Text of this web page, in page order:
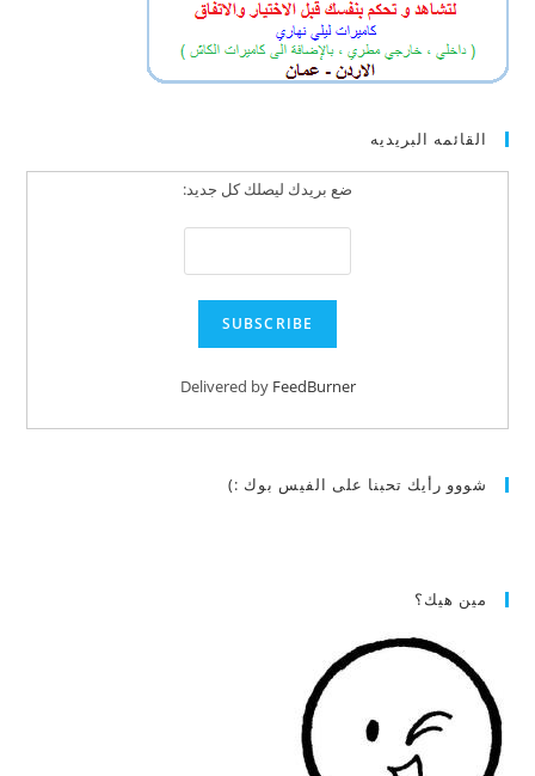
القائمه البريديه
ضع بريدك ليصلك كل جديد:
Delivered by FeedBurner
شووو رأيك تحبنا على الفيس بوك :)
مين هيك؟